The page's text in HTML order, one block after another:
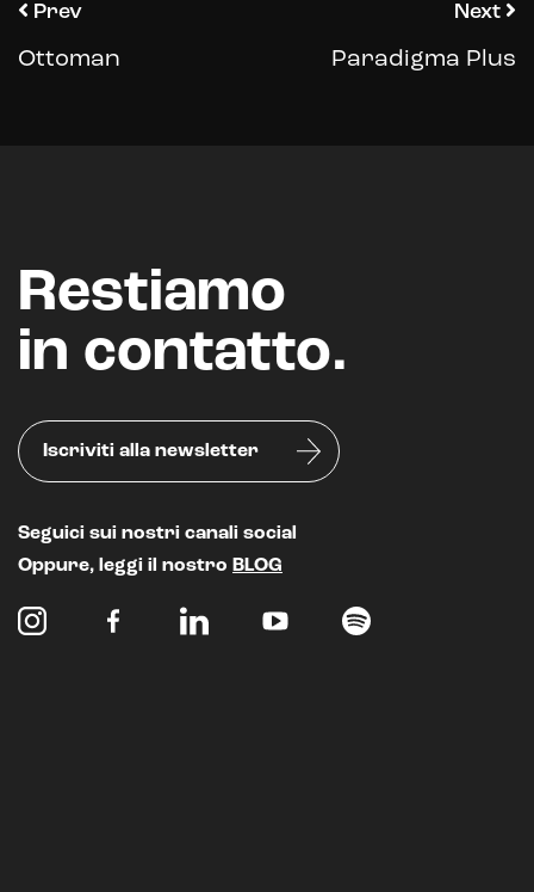
Prev
Ottoman
Next
Paradigma Plus
Restiamo
in contatto.
Iscriviti alla newsletter
Seguici sui nostri canali social
Oppure, leggi il nostro BLOG